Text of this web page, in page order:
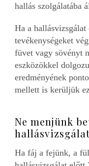
hallás szolgálatába
Ha a
tevékenységeket
füvet vagy sövényt
eszközökkel
eredményének
mellett is kerüljük
Ne menjünk
Ha fáj a fejünk, a